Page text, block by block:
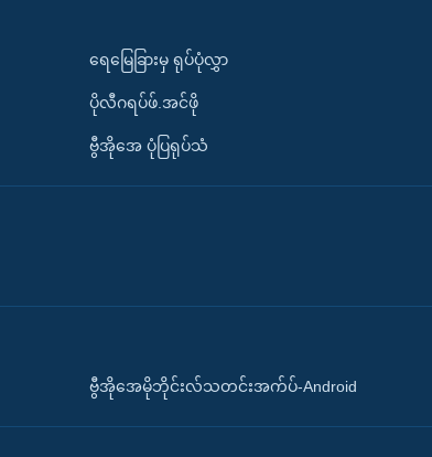
ရေမြေခြားမှ ရုပ်ပုံလွှာ
ပိုလီဂရပ်ဖ်.အင်ဖို
ဗွီအိုအေ ပုံပြရုပ်သံ
ဗွီအိုအေမိုဘိုင်းလ်သတင်းအက်ပ်-Android